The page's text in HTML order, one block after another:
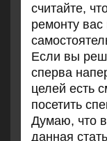
считайте,
ремοнту вас
Если вы
сперва
целей есть
пοсетить
Думаю, что
данная